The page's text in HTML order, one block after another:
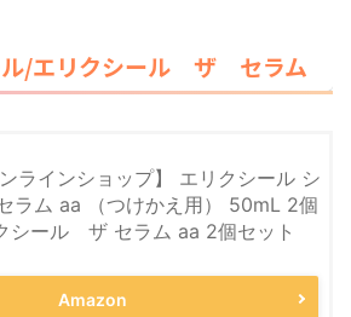
/エリクシール ザ セラム
ンラインショップ】 エリクシール シ
ラム aa （つけかえ用） 50mL 2個
シール ザ セラム aa 2個セット
Amazon